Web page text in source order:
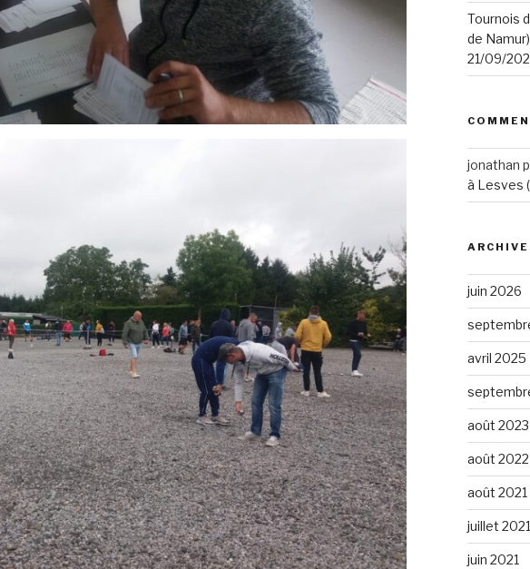
Tournois
de
21/09/
jonathan
à Lesves
juin 2026
avril 2025
août 2023
août 2022
août 2021
juillet 2021
juin 2021